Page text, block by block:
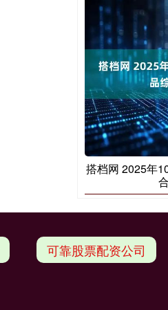
搭档网 2025年
可靠股票配资公司